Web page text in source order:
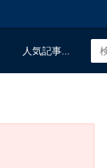
人気記事...